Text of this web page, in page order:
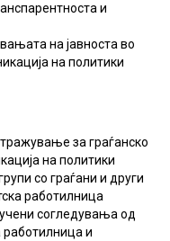
и
на јавноста во
на политики
за граѓанско
на политики
со граѓани и други
работилница
согледувања од
работилница и